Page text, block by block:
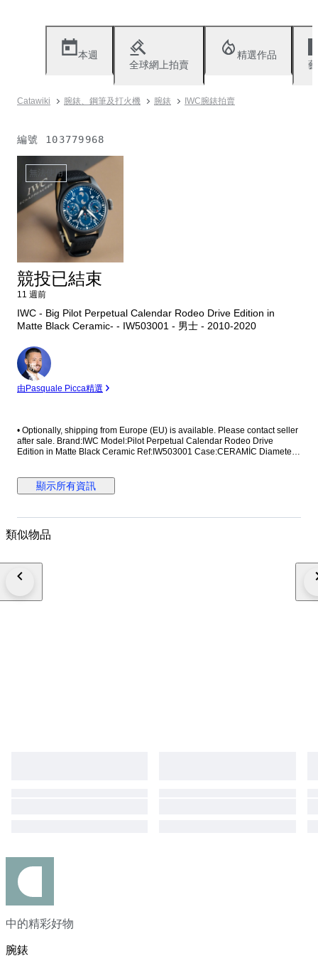
本週
全球網上拍賣
精選作品
Catawiki 腕錶、鋼筆及打火機 腕錶 IWC腕錶拍賣
編號 103779968
無法使用
競投已結束
11 週前
IWC - Big Pilot Perpetual Calendar Rodeo Drive Edition in
Matte Black Ceramic- - IW503001 - 男士 - 2010-2020
專
家
由Pasquale Picca精選
•⁠ ⁠Optionally, shipping from Europe (EU) is available. Please contact seller
after sale. Brand:IWC Model:Pilot Perpetual Calendar Rodeo Drive
Edition in Matte Black Ceramic Ref:IW503001 Case:CERAMİC Diameter:
and in very good condition Extras: No Box , No Papers The box shown in
the picture is a shooting accessories. Not included. Shipping via Fedex or
顯示所有資訊
類似物品
中的精彩好物
腕錶